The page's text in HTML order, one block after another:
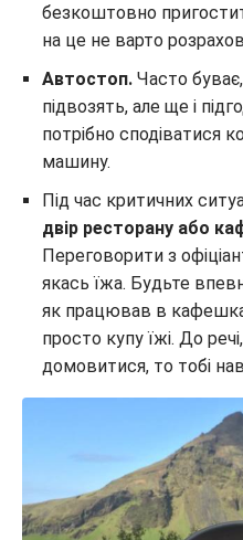
безкоштовно
на це не варто
Автостоп. Часто
підвозять, але ще і
потрібно сподіватися
машину.
Під час критичних
двір ресторану або
Переговорити з
якась їжа. Будьте
як працював в
просто купу їжі. До
домовитися, то тобі